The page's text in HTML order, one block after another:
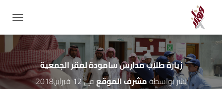
زيارة طلاب مدارس سامودة لمقر الجمعية
نشر بواسطةمشرف الموقعفي12 فبراير,2018